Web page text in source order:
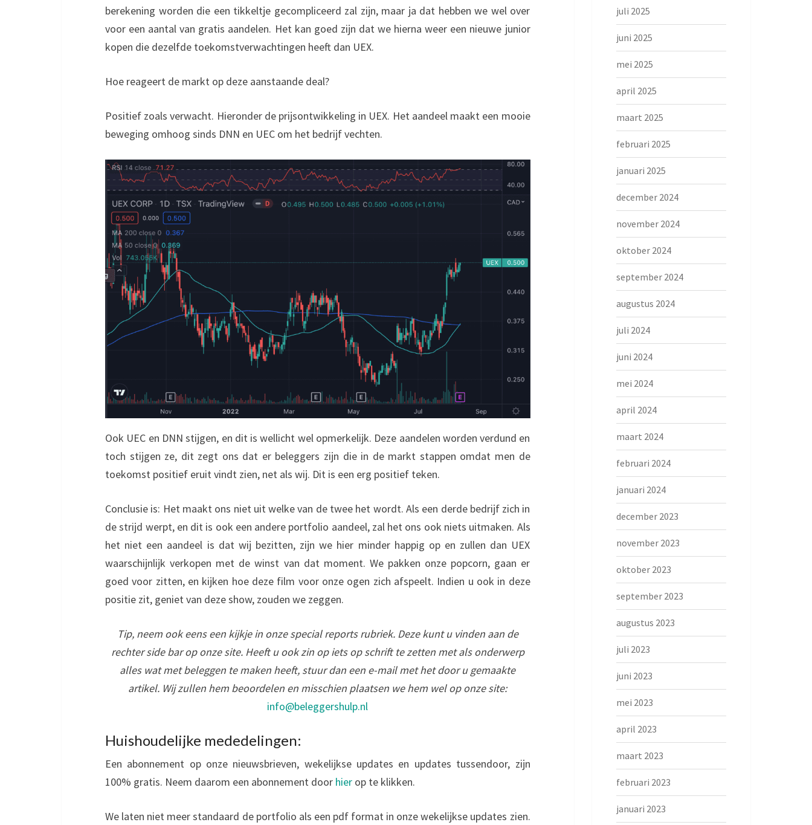
berekening worden die een tikkeltje gecompliceerd zal zijn, maar ja dat hebben we wel over
voor een aantal van gratis aandelen. Het kan goed zijn dat we hierna weer een nieuwe junior
kopen die dezelfde toekomstverwachtingen heeft dan UEX.
Hoe reageert de markt op deze aanstaande deal?
Positief zoals verwacht. Hieronder de prijsontwikkeling in UEX. Het aandeel maakt een mooie
beweging omhoog sinds DNN en UEC om het bedrijf vechten.
Ook UEC en DNN stijgen, en dit is wellicht wel opmerkelijk. Deze aandelen worden verdund en
toch stijgen ze, dit zegt ons dat er beleggers zijn die in de markt stappen omdat men de
toekomst positief eruit vindt zien, net als wij. Dit is een erg positief teken.
Conclusie is: Het maakt ons niet uit welke van de twee het wordt. Als een derde bedrijf zich in
de strijd werpt, en dit is ook een andere portfolio aandeel, zal het ons ook niets uitmaken. Als
het niet een aandeel is dat wij bezitten, zijn we hier minder happig op en zullen dan UEX
waarschijnlijk verkopen met de winst van dat moment. We pakken onze popcorn, gaan er
goed voor zitten, en kijken hoe deze film voor onze ogen zich afspeelt. Indien u ook in deze
positie zit, geniet van deze show, zouden we zeggen.
Tip, neem ook eens een kijkje in onze special reports rubriek. Deze kunt u vinden aan de
rechter side bar op onze site. Heeft u ook zin op iets op schrift te zetten met als onderwerp
alles wat met beleggen te maken heeft, stuur dan een e-mail met het door u gemaakte
artikel. Wij zullen hem beoordelen en misschien plaatsen we hem wel op onze site:
info@beleggershulp.nl
Huishoudelijke mededelingen:
Een abonnement op onze nieuwsbrieven, wekelijkse updates en updates tussendoor, zijn
100% gratis. Neem daarom een abonnement door hier op te klikken.
We laten niet meer standaard de portfolio als een pdf format in onze wekelijkse updates zien.
juli 2025
juni 2025
mei 2025
april 2025
maart 2025
februari 2025
januari 2025
december 2024
november 2024
oktober 2024
september 2024
augustus 2024
juli 2024
juni 2024
mei 2024
april 2024
maart 2024
februari 2024
januari 2024
december 2023
november 2023
oktober 2023
september 2023
augustus 2023
juli 2023
juni 2023
mei 2023
april 2023
maart 2023
februari 2023
januari 2023